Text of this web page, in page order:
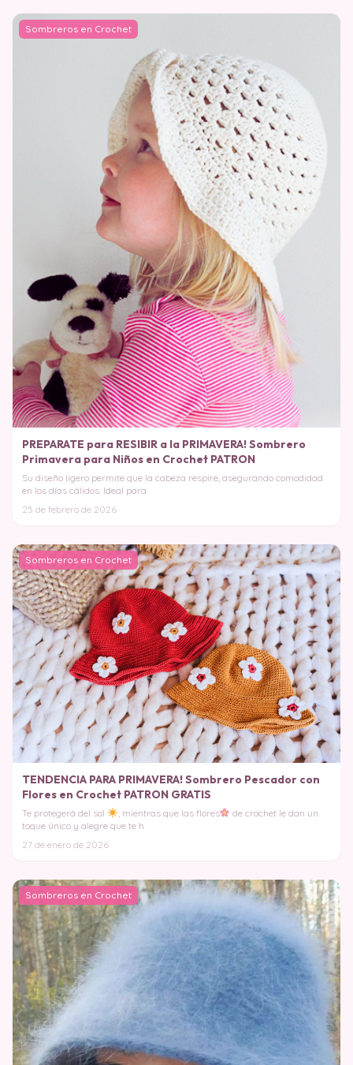
Sombreros en Crochet
PREPARATE para RESIBIR a la PRIMAVERA! Sombrero
Primavera para Niños en Crochet PATRON
Su diseño ligero permite que la cabeza respire, asegurando comodidad
en los días cálidos. Ideal para
25 de febrero de 2026
Sombreros en Crochet
TENDENCIA PARA PRIMAVERA! Sombrero Pescador con
Flores en Crochet PATRON GRATIS
Te protegerá del sol , mientras que las flores
de crochet le dan un
toque único y alegre que te h
27 de enero de 2026
Sombreros en Crochet